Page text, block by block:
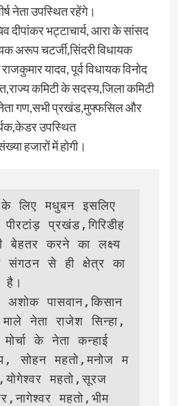
नेता उपस्थित रहेंगे।
दीपांकर भट्टाचार्य, आरा के सांसद
अरूप चटर्जी,सिंदरी विधायक
यादव, पूर्व विधायक विनोद
कमिटी के सदस्य,जिला कमिटी
गण,सभी प्रखंड,मुफ्फसिल और
उपस्थित
हजारों में होगी।
प्रखंड,गिरिडीह
बेहतर करने का लक्ष्य
संगठन से ही क्षेत्र का
है।
नेता राजेश सिन्हा,
के नेता कन्हाई
सोहन महतो,मनोज म
महतो,सूरज
महतो,भीम